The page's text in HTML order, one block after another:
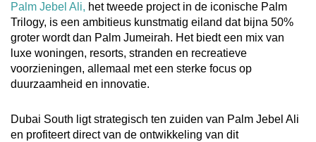
Palm Jebel Ali, het tweede project in de iconische Palm
Trilogy, is een ambitieus kunstmatig eiland dat bijna 50%
groter wordt dan Palm Jumeirah. Het biedt een mix van
luxe woningen, resorts, stranden en recreatieve
voorzieningen, allemaal met een sterke focus op
duurzaamheid en innovatie.
Dubai South ligt strategisch ten zuiden van Palm Jebel Ali
en profiteert direct van de ontwikkeling van dit